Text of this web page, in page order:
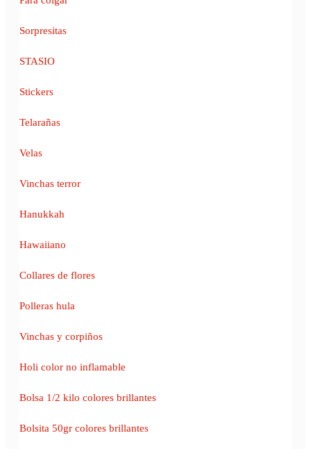
Sorpresitas
STASIO
Stickers
Telarañas
Velas
Vinchas terror
Hanukkah
Hawaiiano
Collares de flores
Polleras hula
Vinchas y corpiños
Holi color no inflamable
Bolsa 1/2 kilo colores brillantes
Bolsita 50gr colores brillantes